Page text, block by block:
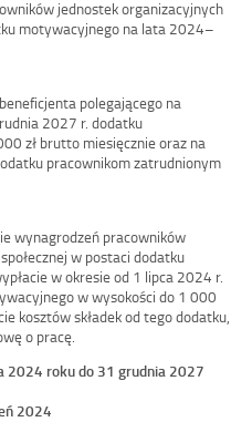
jednostek organizacyjnych
motywacyjnego na lata 2024–
polegającego na
2027 r. dodatku
zł brutto miesięcznie oraz na
pracownikom zatrudnionym
wynagrodzeń pracowników
w postaci dodatku
w okresie od 1 lipca 2024 r.
w wysokości do 1 000
kosztów składek od tego dodatku,
o pracę.
2024 roku do 31 grudnia 2027
2024